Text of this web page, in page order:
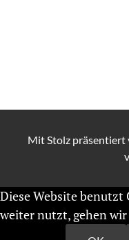
Mit Stolz präsentiert
Diese Website benutzt
weiter nutzt, gehen